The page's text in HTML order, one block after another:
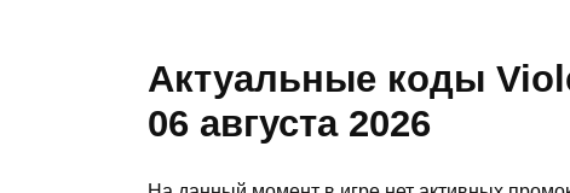
Актуальные коды
06 августа 2026